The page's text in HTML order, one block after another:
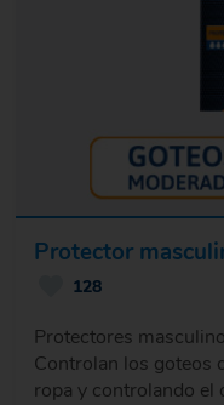
Protector
128
Protectores
Controlan los goteos
ropa y controlando el